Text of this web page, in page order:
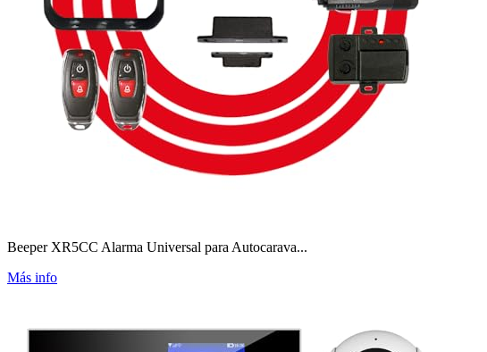
Beeper XR5CC Alarma Universal para Autocarava...
Más info